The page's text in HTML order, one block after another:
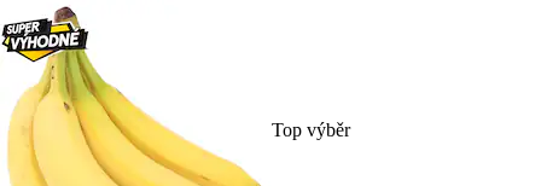
Top výběr